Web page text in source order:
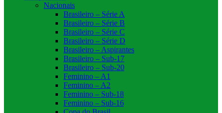
Nacionais
Brasileiro – Série A
Brasileiro – Série B
Brasileiro – Série C
Brasileiro – Série D
Brasileiro – Aspirantes
Brasileiro – Sub-17
Brasileiro – Sub-20
Feminino – A1
Feminino – A2
Feminino – Sub-18
Feminino – Sub-16